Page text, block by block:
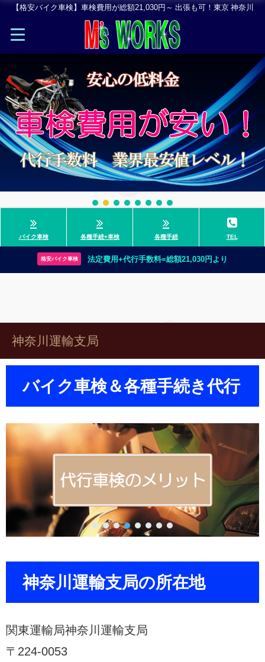
【格安バイク車検】車検費用が総額21,030円～ 出張も可！東京 神奈川
バイク車検 各種手続+車検 各種手続 TEL
格安バイク車検 法定費用+代行手数料=総額21,030円より
神奈川運輸支局
バイク車検＆各種手続き代行
神奈川運輸支局の所在地
関東運輸局神奈川運輸支局
〒224-0053